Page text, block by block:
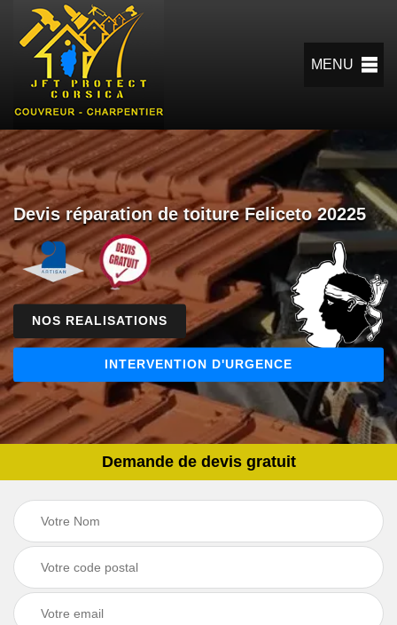
MENU
Devis réparation de toiture Feliceto 20225
NOS REALISATIONS
INTERVENTION D'URGENCE
Demande de devis gratuit